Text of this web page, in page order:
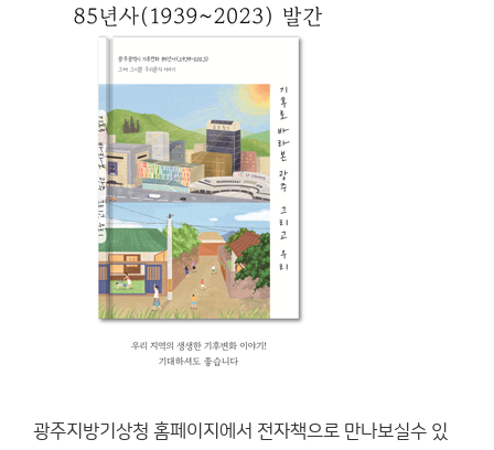
광주지방기상청 홈페이지에서 전자책으로 만나보실수 있